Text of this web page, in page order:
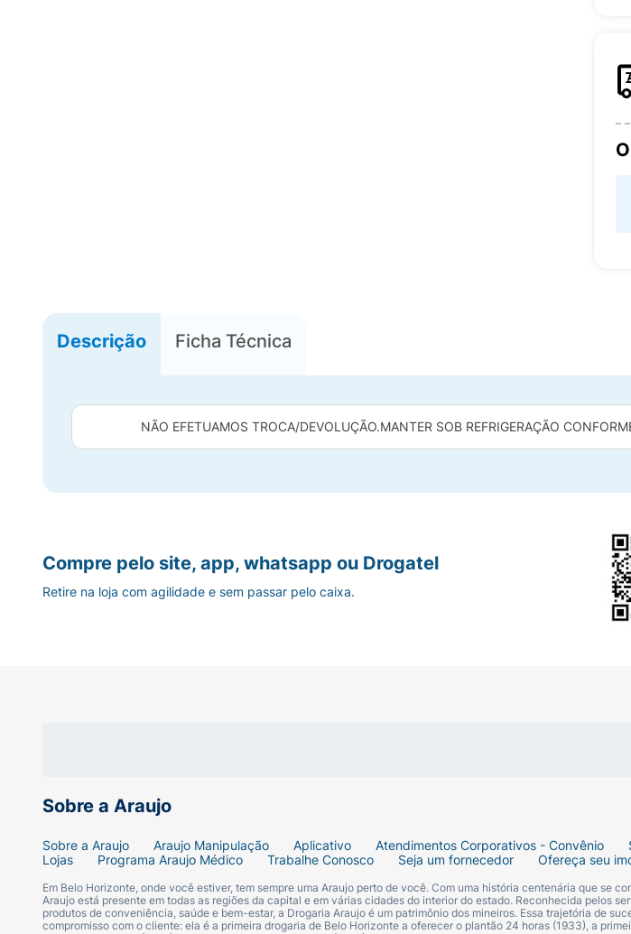
Descrição Ficha Técnica
NÃO EFETUAMOS TROCA/DEVOLUÇÃO.MANTER SOB REFRIGERAÇÃO
Sobre a Araujo
Sobre a Araujo Araujo Manipulação Aplicativo Atendimentos Corporativos - Convênio
Lojas
Programa Araujo Médico Trabalhe Conosco Seja um fornecedor Ofereça seu
Em Belo Horizonte, onde você estiver, tem sempre uma Araujo perto de você. Com uma história centenária que se
Araujo está presente em todas as regiões da capital e em várias cidades do interior do estado. Reconhecida pelos
produtos de conveniência, saúde e bem-estar, a Drogaria Araujo é um patrimônio dos mineiros. Essa trajetória de
compromisso com o cliente: ela é a primeira drogaria de Belo Horizonte a oferecer o plantão 24 horas (1933), a
Compre pelo site, app, whatsapp ou Drogatel
Retire na loja com agilidade e sem passar pelo caixa.